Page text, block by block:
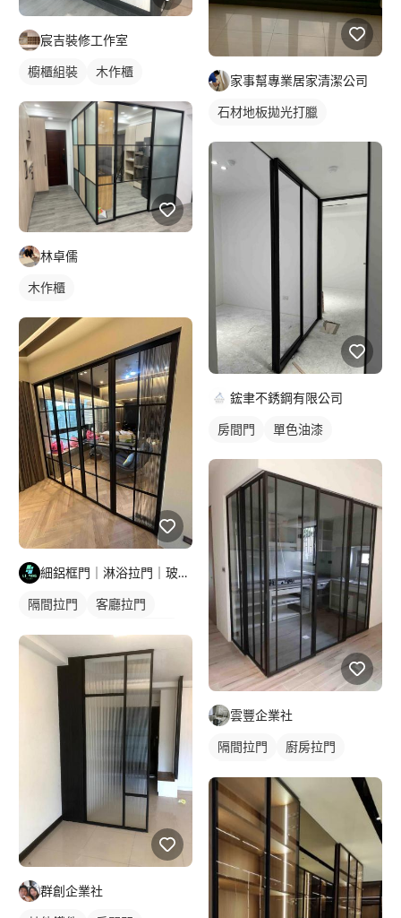
宸吉裝修工作室
櫥櫃組裝 木作櫃
林卓儒
木作櫃
細鋁框門｜淋浴拉門｜玻璃明鏡｜鋁門窗工程
隔間拉門
客廳拉門
玻璃隔間
群創企業社
家事幫專業居家清潔公司
石材地板拋光打臘
鋐聿不銹鋼有限公司
房間門 單色油漆
雲豐企業社
隔間拉門
廚房拉門
玻璃隔間